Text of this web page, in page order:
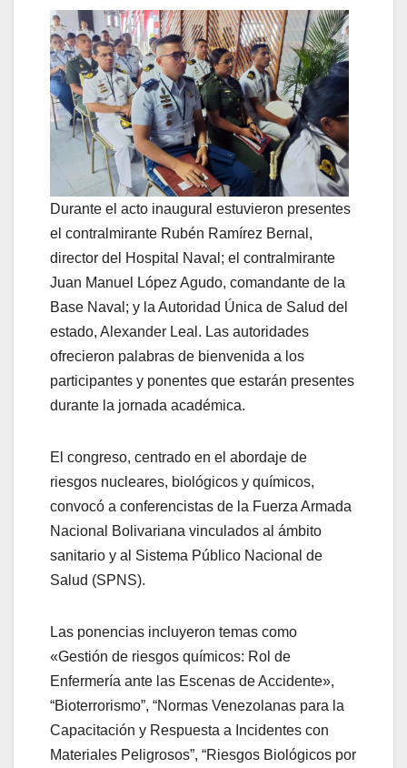
Durante el acto inaugural estuvieron presentes
el contralmirante Rubén Ramírez Bernal,
director del Hospital Naval; el contralmirante
Juan Manuel López Agudo, comandante de la
Base Naval; y la Autoridad Única de Salud del
estado, Alexander Leal. Las autoridades
ofrecieron palabras de bienvenida a los
participantes y ponentes que estarán presentes
durante la jornada académica.
El congreso, centrado en el abordaje de
riesgos nucleares, biológicos y químicos,
convocó a conferencistas de la Fuerza Armada
Nacional Bolivariana vinculados al ámbito
sanitario y al Sistema Público Nacional de
Salud (SPNS).
Las ponencias incluyeron temas como
«Gestión de riesgos químicos: Rol de
Enfermería ante las Escenas de Accidente»,
“Bioterrorismo”, “Normas Venezolanas para la
Capacitación y Respuesta a Incidentes con
Materiales Peligrosos”, “Riesgos Biológicos por